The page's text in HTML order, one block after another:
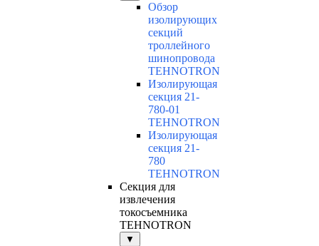
Обзор
изолирующих
секций
троллейного
шинопровода
TEHNOTRON
Изолирующая
секция 21-
780-01
TEHNOTRON
Изолирующая
секция 21-
780
TEHNOTRON
Секция для
извлечения
токосъемника
TEHNOTRON
▼